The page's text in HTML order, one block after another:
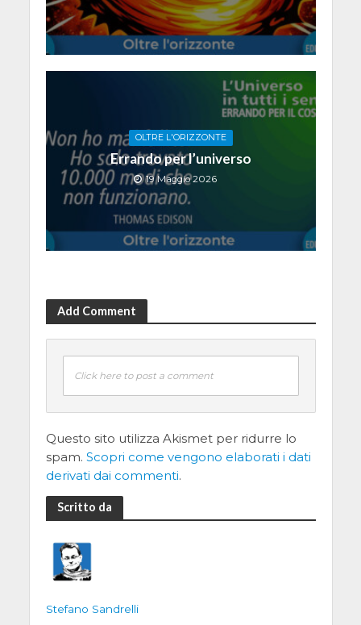
OLTRE L'ORIZZONTE
Errando per l’universo
19 Maggio 2026
Add Comment
Click here to post a comment
Questo sito utilizza Akismet per ridurre lo
spam. Scopri come vengono elaborati i dati
derivati dai commenti.
Scritto da
Stefano Sandrelli